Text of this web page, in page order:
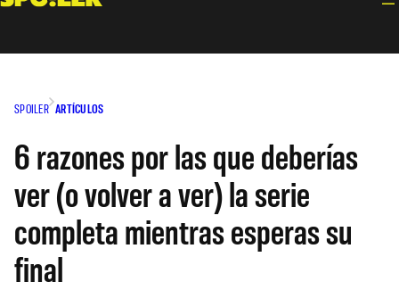
SPOILER ARTÍCULOS
6 razones por las que deberías
ver (o volver a ver) la serie
completa mientras esperas su
final